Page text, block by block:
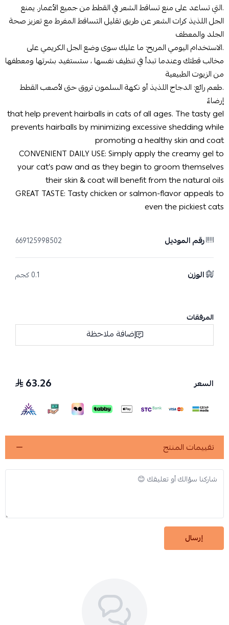
.التي تساعد على منع تساقط الشعر في القطط من جميع الأعمار. يمنع
الجل اللذيذ كرات الشعر عن طريق تقليل التساقط المفرط مع تعزيز صحة
الجلد والمعطف
.الاستخدام اليومي المريح: ما عليك سوى وضع الجل الكريمي على
مخالب قطتك وعندما تبدأ في تنظيف نفسها ، ستستفيد بشرتها ومعطفها
من الزيوت الطبيعية
.طعم رائع: الدجاج اللذيذ أو نكهة السلمون تروق حتى لأصعب القطط
إرضاءً
that help prevent hairballs in cats of all ages. The tasty gel
prevents hairballs by minimizing excessive shedding while
promoting a healthy skin and coat
CONVENIENT DAILY USE: Simply apply the creamy gel to
your cat’s paw and as they begin to groom themselves
their skin & coat will benefit from the natural oils
GREAT TASTE: Tasty chicken or salmon-flavor appeals to
even the pickiest cats
رقم الموديل 669125998502
الوزن 0.1 كجم
المرفقات
إضافة ملاحظة
السعر 63.26
تقييمات المنتج
إرسال